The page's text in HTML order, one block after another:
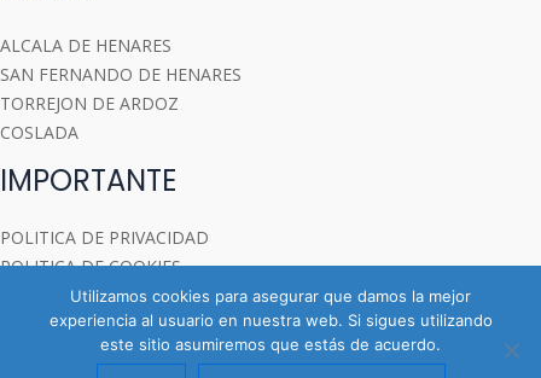
ALCALA DE HENARES
SAN FERNANDO DE HENARES
TORREJON DE ARDOZ
COSLADA
IMPORTANTE
POLITICA DE PRIVACIDAD
POLITICA DE COOKIES
Utilizamos cookies para asegurar que damos la mejor
experiencia al usuario en nuestra web. Si sigues utilizando
este sitio asumiremos que estás de acuerdo.